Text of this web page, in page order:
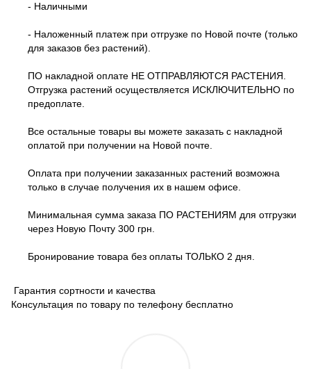
- Наличными
- Наложенный платеж при отгрузке по Новой почте (только
для заказов без растений).
ПО накладной оплате НЕ ОТПРАВЛЯЮТСЯ РАСТЕНИЯ.
Отгрузка растений осуществляется ИСКЛЮЧИТЕЛЬНО по
предоплате.
Все остальные товары вы можете заказать с накладной
оплатой при получении на Новой почте.
Оплата при получении заказанных растений возможна
только в случае получения их в нашем офисе.
Минимальная сумма заказа ПО РАСТЕНИЯМ для отгрузки
через Новую Почту 300 грн.
Бронирование товара без оплаты ТОЛЬКО 2 дня.
Гарантия сортности и качества
Консультация по товару по телефону бесплатно